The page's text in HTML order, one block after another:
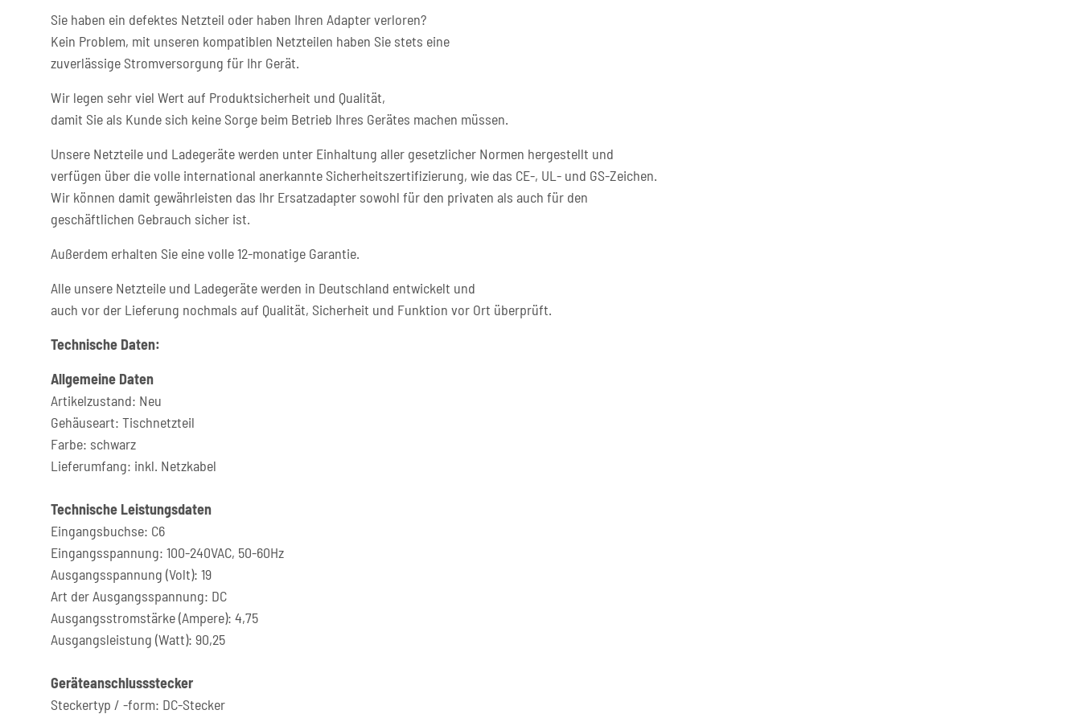
Sie haben ein defektes Netzteil oder haben Ihren Adapter verloren?
Kein Problem, mit unseren kompatiblen Netzteilen haben Sie stets eine
zuverlässige Stromversorgung für Ihr Gerät.
Wir legen sehr viel Wert auf Produktsicherheit und Qualität,
damit Sie als Kunde sich keine Sorge beim Betrieb Ihres Gerätes machen müssen.
Unsere Netzteile und Ladegeräte werden unter Einhaltung aller gesetzlicher Normen hergestellt und
verfügen über die volle international anerkannte Sicherheitszertifizierung, wie das CE-, UL- und GS-Zeichen.
Wir können damit gewährleisten das Ihr Ersatzadapter sowohl für den privaten als auch für den
geschäftlichen Gebrauch sicher ist.
Außerdem erhalten Sie eine volle 12-monatige Garantie.
Alle unsere Netzteile und Ladegeräte werden in Deutschland entwickelt und
auch vor der Lieferung nochmals auf Qualität, Sicherheit und Funktion vor Ort überprüft.
Technische Daten:
Allgemeine Daten
Artikelzustand: Neu
Gehäuseart: Tischnetzteil
Farbe: schwarz
Lieferumfang: inkl. Netzkabel
Technische Leistungsdaten
Eingangsbuchse: C6
Eingangsspannung: 100-240VAC, 50-60Hz
Ausgangsspannung (Volt): 19
Art der Ausgangsspannung: DC
Ausgangsstromstärke (Ampere): 4,75
Ausgangsleistung (Watt): 90,25
Geräteanschlussstecker
Steckertyp / -form: DC-Stecker